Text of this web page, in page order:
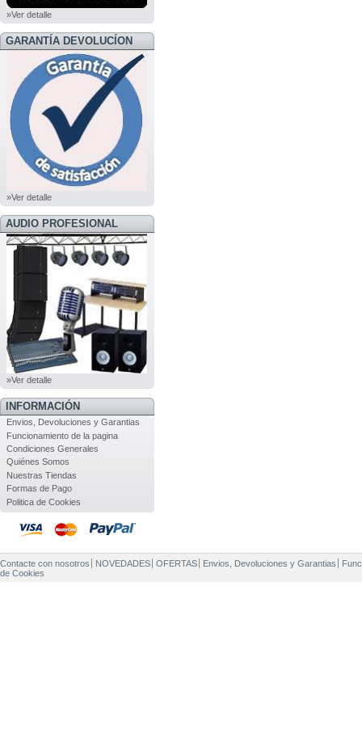
»Ver detalle
GARANTÍA DEVOLUCÍON
»Ver detalle
AUDIO PROFESIONAL
»Ver detalle
INFORMACIÓN
Envios, Devoluciones y Garantias
Funcionamiento de la pagina
Condiciones Generales
Quiénes Somos
Nuestras Tiendas
Formas de Pago
Politica de Cookies
Contacte con nosotros NOVEDADES OFERTAS Envios, Devoluciones y Garantias
de Cookies